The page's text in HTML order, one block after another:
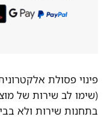
פינוי פסולת
(שימו לב שירות של
בתחנות שירות ולא